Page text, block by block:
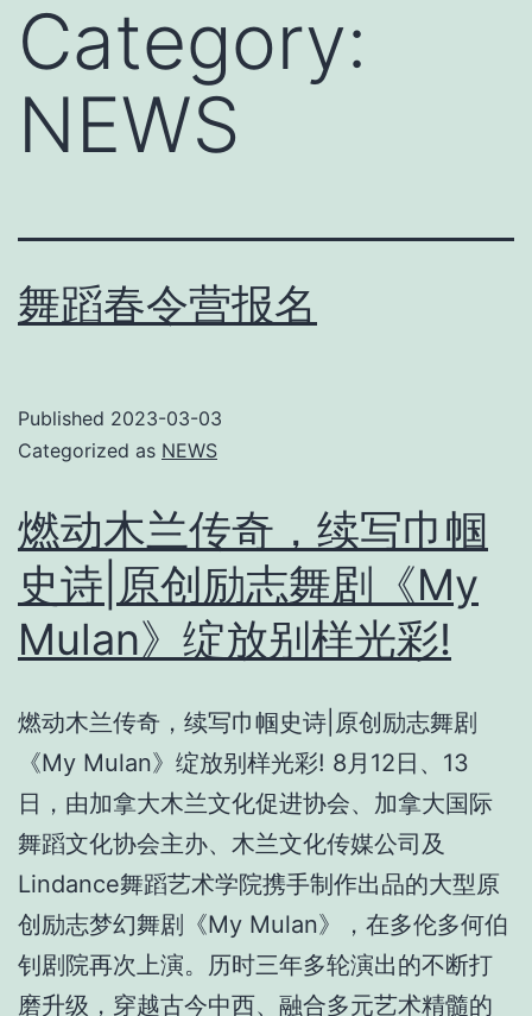
Category:
NEWS
舞蹈春令营报名
Published 2023-03-03
Categorized as NEWS
燃动木兰传奇，续写巾帼
史诗|原创励志舞剧《My
Mulan》绽放别样光彩!
燃动木兰传奇，续写巾帼史诗|原创励志舞剧
《My Mulan》绽放别样光彩! 8月12日、13
日，由加拿大木兰文化促进协会、加拿大国际
舞蹈文化协会主办、木兰文化传媒公司及
Lindance舞蹈艺术学院携手制作出品的大型原
创励志梦幻舞剧《My Mulan》，在多伦多何伯
钊剧院再次上演。历时三年多轮演出的不断打
磨升级，穿越古今中西、融合多元艺术精髓的